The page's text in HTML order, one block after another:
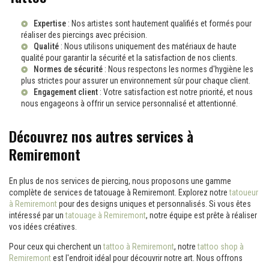
Expertise : Nos artistes sont hautement qualifiés et formés pour
réaliser des piercings avec précision.
Qualité : Nous utilisons uniquement des matériaux de haute
qualité pour garantir la sécurité et la satisfaction de nos clients.
Normes de sécurité : Nous respectons les normes d'hygiène les
plus strictes pour assurer un environnement sûr pour chaque client.
Engagement client : Votre satisfaction est notre priorité, et nous
nous engageons à offrir un service personnalisé et attentionné.
Découvrez nos autres services à
Remiremont
En plus de nos services de piercing, nous proposons une gamme
complète de services de tatouage à Remiremont. Explorez notretatoueur
à Remiremontpour des designs uniques et personnalisés. Si vous êtes
intéressé par untatouage à Remiremont, notre équipe est prête à réaliser
vos idées créatives.
Pour ceux qui cherchent untattoo à Remiremont, notretattoo shop à
Remiremontest l'endroit idéal pour découvrir notre art. Nous offrons